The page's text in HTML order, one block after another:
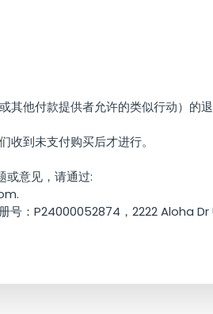
其他付款提供者允许的类似行动）的
收到未支付购买后才进行。
或意见，请通过:
.
：P24000052874，2222 Aloha Dr